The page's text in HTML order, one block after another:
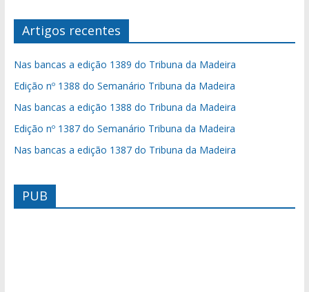
Artigos recentes
Nas bancas a edição 1389 do Tribuna da Madeira
Edição nº 1388 do Semanário Tribuna da Madeira
Nas bancas a edição 1388 do Tribuna da Madeira
Edição nº 1387 do Semanário Tribuna da Madeira
Nas bancas a edição 1387 do Tribuna da Madeira
PUB